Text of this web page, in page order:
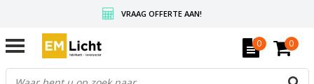
VRAAG OFFERTE AAN!
GRATIS VERZENDING BOVEN DE € 350,-
WEDERVERKOPERS KRIJGEN ALTIJD KORTING, INFORMEER!
0 0